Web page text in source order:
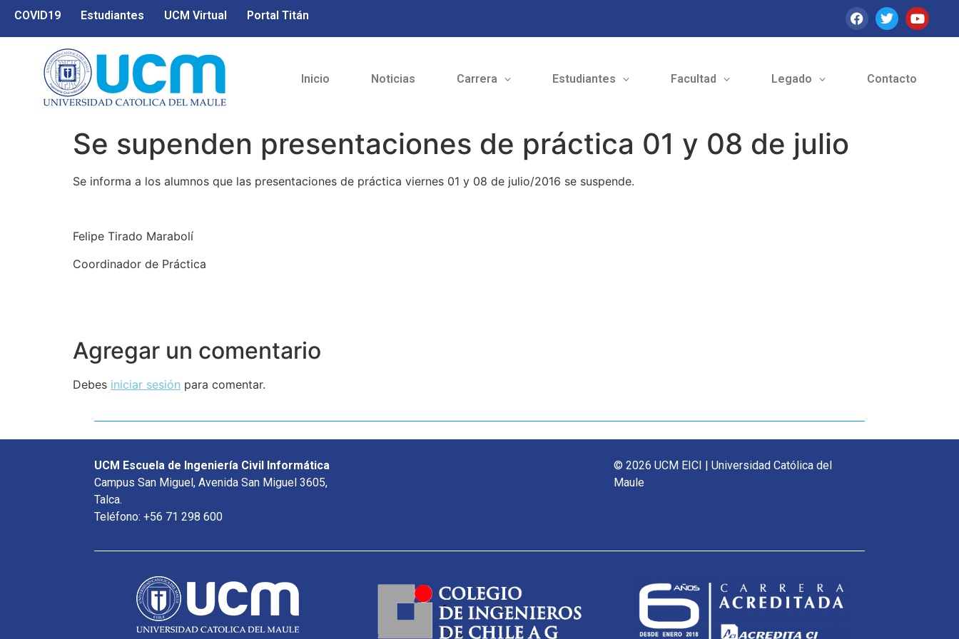
COVID19 Estudiantes UCM Virtual Portal Titán
Inicio Noticias Carrera Estudiantes Facultad Legado Contacto
Se supenden presentaciones de práctica 01 y 08 de julio
Se informa a los alumnos que las presentaciones de práctica viernes 01 y 08 de julio/2016 se suspende.
Felipe Tirado Marabolí
Coordinador de Práctica
Agregar un comentario
Debes iniciar sesión para comentar.
UCM Escuela de Ingeniería Civil Informática
Campus San Miguel, Avenida San Miguel 3605,
Talca.
Teléfono: +56 71 298 600
© 2026 UCM EICI | Universidad Católica del
Maule